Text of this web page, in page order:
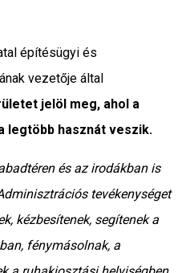
építésügyi és
vezetője által
jelöl meg, ahol a
legtöbb hasznát veszik.
és az irodákban is
tevékenységet
kézbesítenek, segítenek a
fénymásolnak, a